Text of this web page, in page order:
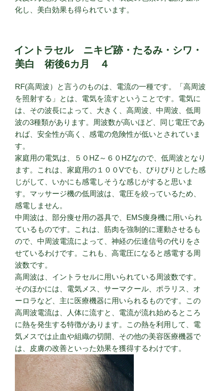
化し、美白効果も得られています。
イントラセル ニキビ跡・たるみ・シワ・
美白 術後6カ月 ４
RF(高周波）と言うのものは、電流の一種です。「高周波
を照射する」とは、電気を流すということです。電気に
は、その波長によって、大きく、高周波、中周波、低周
波の3種類があります。周波数が高いほど、同じ電圧であ
れば、安全性が高く、感電の危険性が低いとされていま
す。
家庭用の電気は、５０HZ～６０HZなので、低周波となり
ます。これは、家庭用の１００Vでも、びりびりとした感
じがして、いかにも感電しそうな感じがすると思いま
す。マッサージ機の低周波は、電圧を絞っているため、
感電しません。
中周波は、部分痩せ用の器具で、EMS痩身機に用いられ
ているものです。これは、筋肉を強制的に運動させるも
ので、中周波電流によって、神経の伝達信号の代りをさ
せているわけです。これも、高電圧になると感電する周
波数です。
高周波は、イントラセルに用いられている周波数です。
そのほかには、電気メス、サーマクール、ポラリス、オ
ーロラなど、主に医療機器に用いられるものです。この
高周波電流は、人体に流すと、電流が流れ始めるところ
に熱を発生する特徴があります。この熱を利用して、電
気メスでは止血や組織の切開、その他の美容医療機器で
は、皮膚の改善といった効果を獲得するわけです。